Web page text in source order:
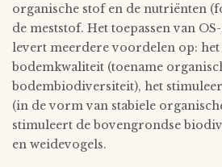
organische stof en de nutriënten
de meststof. Het toepassen van
levert meerdere voordelen op:
bodemkwaliteit (toename
bodembiodiversiteit), het
(in de vorm van stabiele
stimuleert de bovengrondse
en weidevogels.